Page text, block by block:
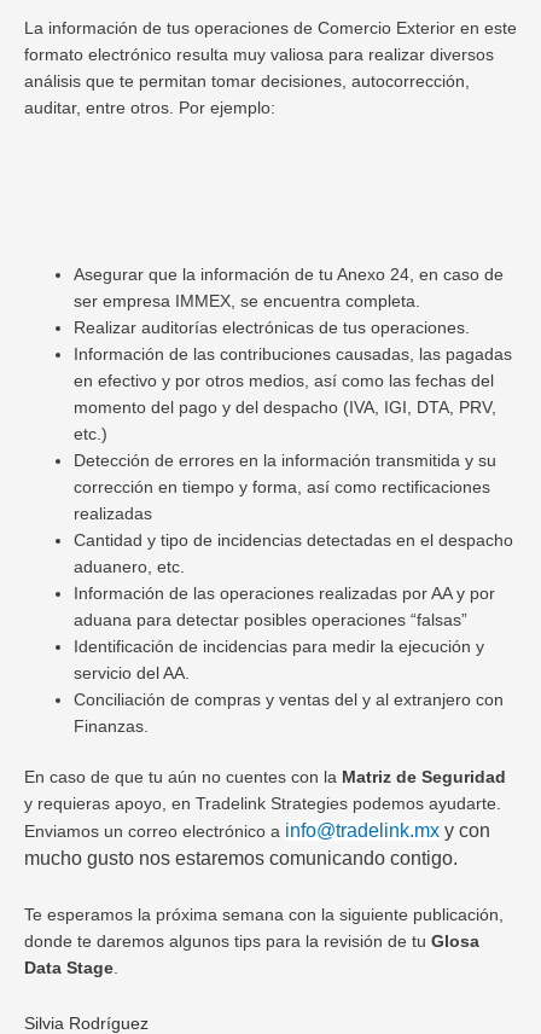
La información de tus operaciones de Comercio Exterior en este
formato electrónico resulta muy valiosa para realizar diversos
análisis que te permitan tomar decisiones, autocorrección,
auditar, entre otros. Por ejemplo:
Asegurar que la información de tu Anexo 24, en caso de
ser empresa IMMEX, se encuentra completa.
Realizar auditorías electrónicas de tus operaciones.
Información de las contribuciones causadas, las pagadas
en efectivo y por otros medios, así como las fechas del
momento del pago y del despacho (IVA, IGI, DTA, PRV,
etc.)
Detección de errores en la información transmitida y su
corrección en tiempo y forma, así como rectificaciones
realizadas
Cantidad y tipo de incidencias detectadas en el despacho
aduanero, etc.
Información de las operaciones realizadas por AA y por
aduana para detectar posibles operaciones “falsas”
Identificación de incidencias para medir la ejecución y
servicio del AA.
Conciliación de compras y ventas del y al extranjero con
Finanzas.
En caso de que tu aún no cuentes con la Matriz de Seguridad
y requieras apoyo, en Tradelink Strategies podemos ayudarte.
Enviamos un correo electrónico a info@tradelink.mx y con
mucho gusto nos estaremos comunicando contigo.
Te esperamos la próxima semana con la siguiente publicación,
donde te daremos algunos tips para la revisión de tu Glosa
Data Stage.
Silvia Rodríguez